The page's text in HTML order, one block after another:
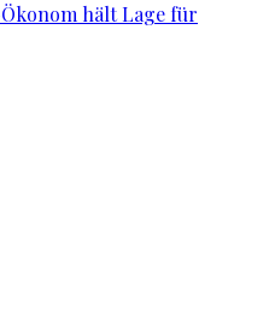
hält Lage für